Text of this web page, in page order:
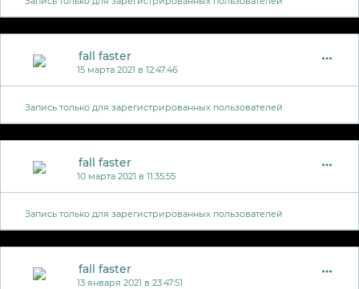
fall faster
15 марта 2021 в 12:47:46
Запись только для зарегистрированных пользователей
fall faster
10 марта 2021 в 11:35:55
Запись только для зарегистрированных пользователей
fall faster
13 января 2021 в 23:47:51